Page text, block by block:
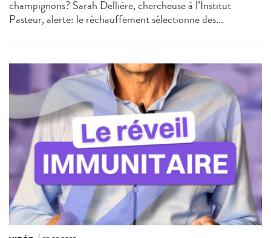
champignons? Sarah Dellière, chercheuse à l’Institut
Pasteur, alerte: le réchauffement sélectionne des...